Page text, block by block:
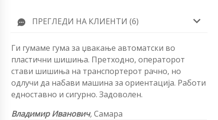
ПРЕГЛЕДИ НА КЛИЕНТИ (6)
Ги гумаме гума за џвакање автоматски во
пластични шишиња. Претходно, операторот
стави шишиња на транспортерот рачно, но
одлучи да набави машина за ориентација. Работи
едноставно и сигурно. Задоволен.
Владимир Иванович,Самара